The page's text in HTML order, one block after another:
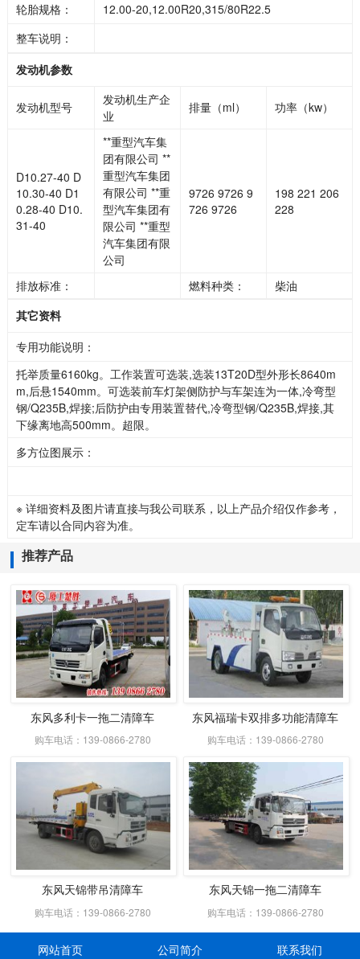
轮胎规格：
12.00-20,12.00R20,315/80R22.5
整车说明：
发动机参数
发动机型号
发动机生产企
业
排量（ml） 功率（kw）
D10.27-40 D
10.30-40 D1
0.28-40 D10.
31-40
**重型汽车集
团有限公司 **
重型汽车集团
有限公司 **重
型汽车集团有
限公司 **重型
汽车集团有限
公司
9726 9726 9
726 9726
198 221 206
228
排放标准： 燃料种类：
柴油
其它资料
专用功能说明：
托举质量6160kg。工作装置可选装,选装13T20D型外形长8640m
m,后悬1540mm。可选装前车灯架侧防护与车架连为一体,冷弯型
钢/Q235B,焊接;后防护由专用装置替代,冷弯型钢/Q235B,焊接,其
下缘离地高500mm。超限。
多方位图展示：
※ 详细资料及图片请直接与我公司联系，以上产品介绍仅作参考，
定车请以合同内容为准。
推荐产品
东风多利卡一拖二清障车
购车电话：139-0866-2780
东风福瑞卡双排多功能清障车
购车电话：139-0866-2780
东风天锦带吊清障车
购车电话：139-0866-2780
东风天锦一拖二清障车
购车电话：139-0866-2780
网站首页 公司简介 联系我们